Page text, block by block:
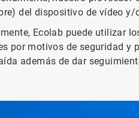
del dispositivo de vídeo
Ecolab puede utilizar
por motivos de seguridad y
además de dar